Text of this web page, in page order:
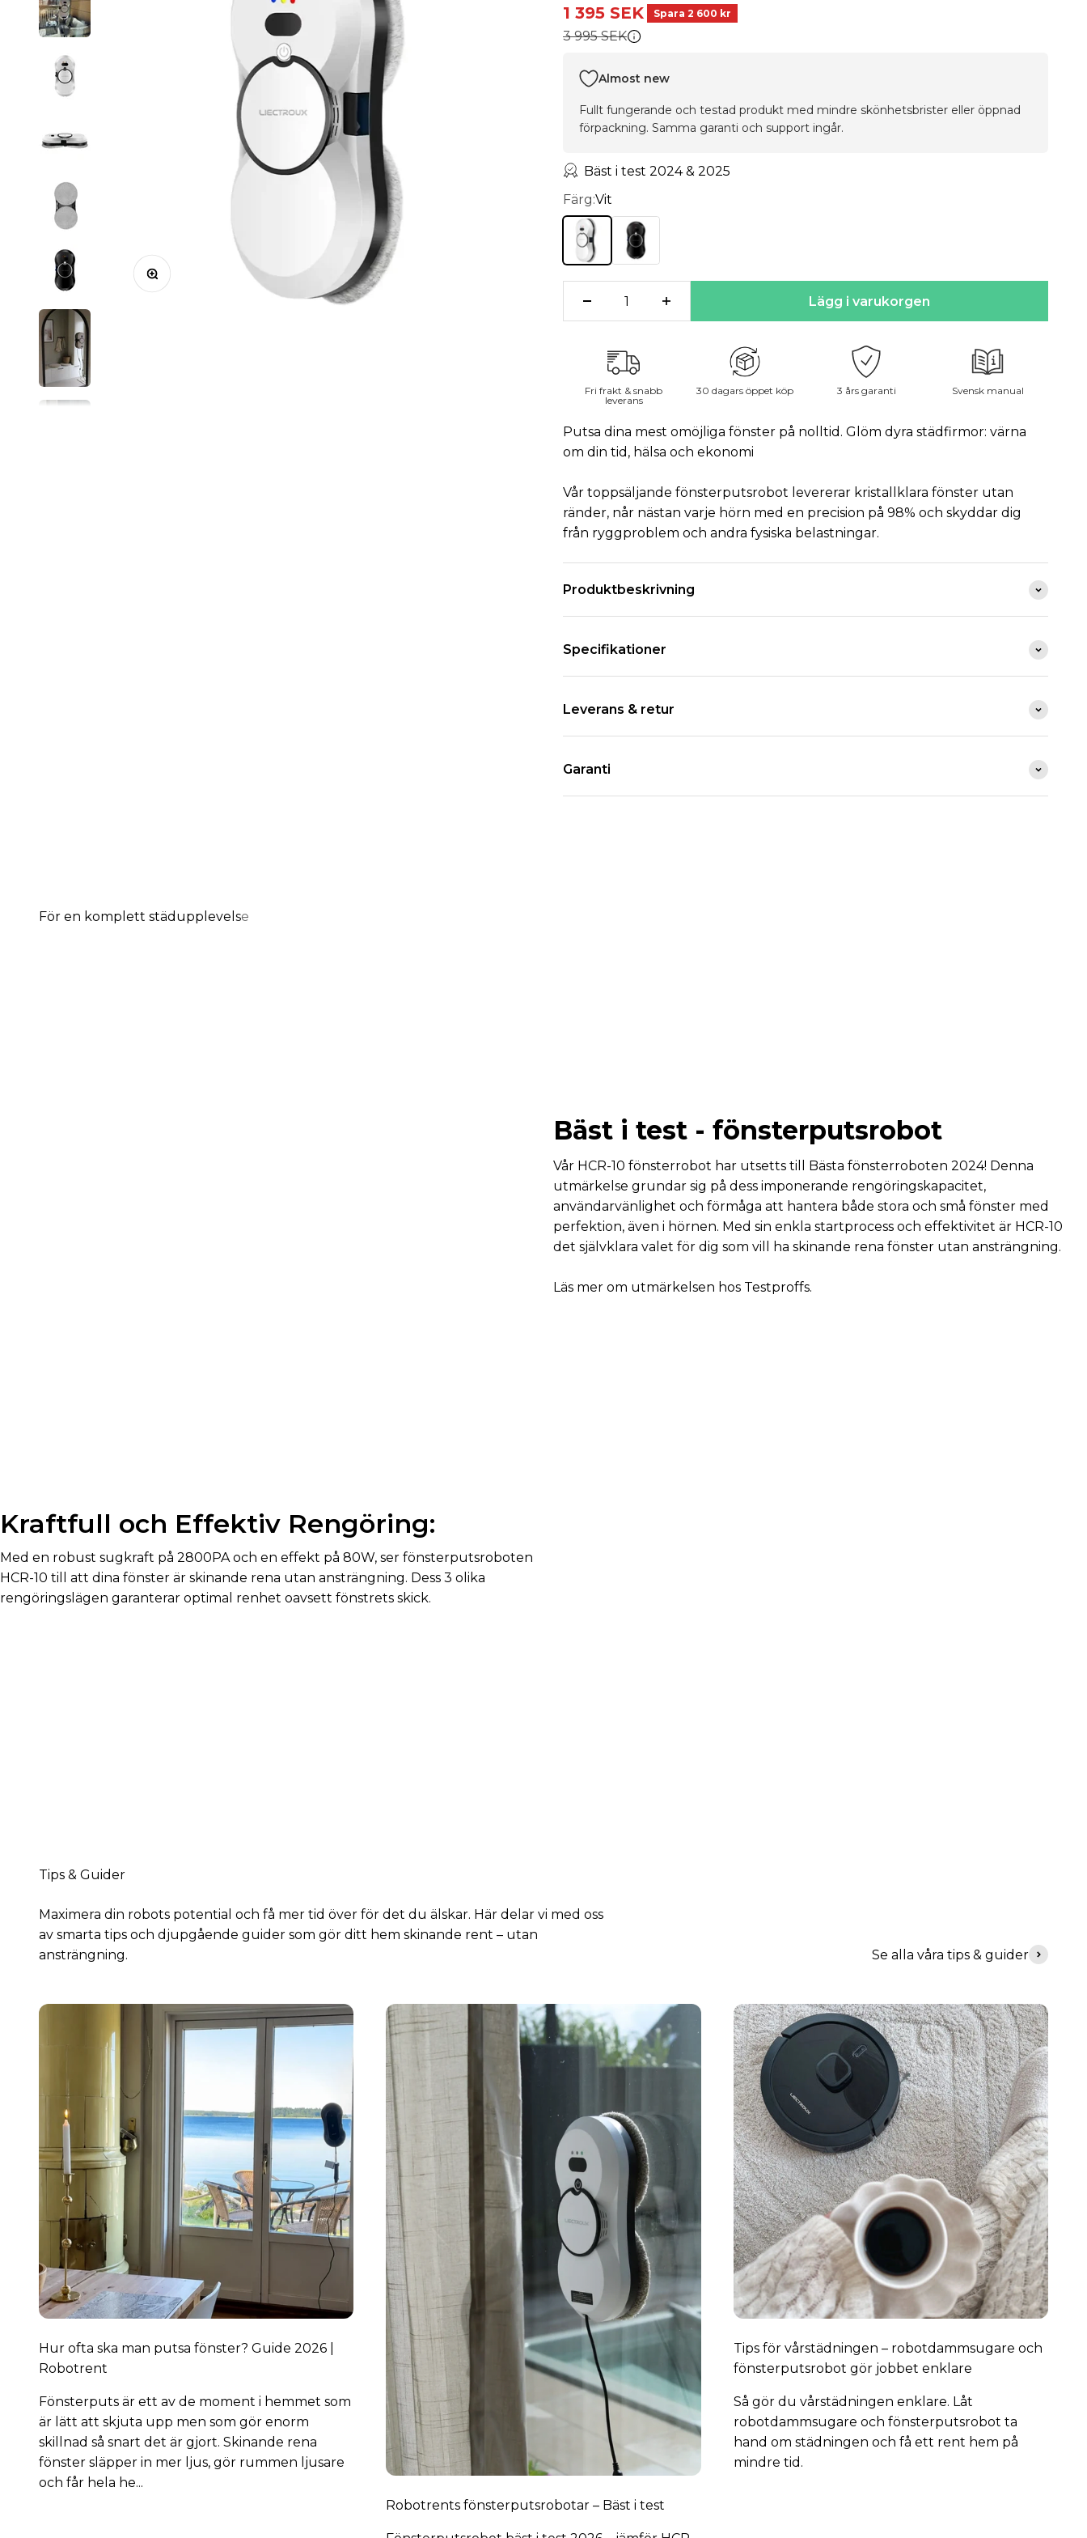
Zooma
REA-pris
1 395 SEK
Pris
3 995 SEK
Spara 2 600 kr
Almost new
Fullt fungerande och testad produkt med mindre skönhetsbrister eller öppnad
förpackning. Samma garanti och support ingår.
Bäst i test 2024 & 2025
Färg:Vit
Vit
Svart
Lägg i varukorgen
Fri frakt & snabb
leverans
30 dagars öppet köp 3 års garanti Svensk manual
Putsa dina mest omöjliga fönster på nolltid. Glöm dyra städfirmor: värna
om din tid, hälsa och ekonomi
Vår toppsäljande fönsterputsrobot levererar kristallklara fönster utan
ränder, når nästan varje hörn med en precision på 98% och skyddar dig
från ryggproblem och andra fysiska belastningar.
Produktbeskrivning
Specifikationer
Leverans & retur
Garanti
Bäst i test - fönsterputsrobot
Vår HCR-10 fönsterrobot har utsetts till Bästa fönsterroboten 2024! Denna
utmärkelse grundar sig på dess imponerande rengöringskapacitet,
användarvänlighet och förmåga att hantera både stora och små fönster med
perfektion, även i hörnen. Med sin enkla startprocess och effektivitet är HCR-10
det självklara valet för dig som vill ha skinande rena fönster utan ansträngning.
Läs mer om utmärkelsen hos Testproffs.
Kraftfull och Effektiv Rengöring:
Med en robust sugkraft på 2800PA och en effekt på 80W, ser fönsterputsroboten
HCR-10 till att dina fönster är skinande rena utan ansträngning. Dess 3 olika
rengöringslägen garanterar optimal renhet oavsett fönstrets skick.
Maximera din robots potential och få mer tid över för det du älskar. Här delar vi med oss
av smarta tips och djupgående guider som gör ditt hem skinande rent – utan
ansträngning.
Se alla våra tips & guider
Hur ofta ska man putsa fönster? Guide 2026 |
Robotrent
Fönsterputs är ett av de moment i hemmet som
är lätt att skjuta upp men som gör enorm
skillnad så snart det är gjort. Skinande rena
fönster släpper in mer ljus, gör rummen ljusare
och får hela he...
Robotrents fönsterputsrobotar – Bäst i test
Tips för vårstädningen – robotdammsugare och
fönsterputsrobot gör jobbet enklare
Så gör du vårstädningen enklare. Låt
robotdammsugare och fönsterputsrobot ta
hand om städningen och få ett rent hem på
mindre tid.